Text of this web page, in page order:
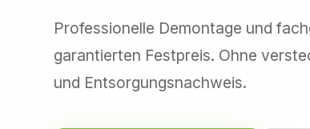
Professionelle Demontage und
garantierten Festpreis. Ohne
und Entsorgungsnachweis.